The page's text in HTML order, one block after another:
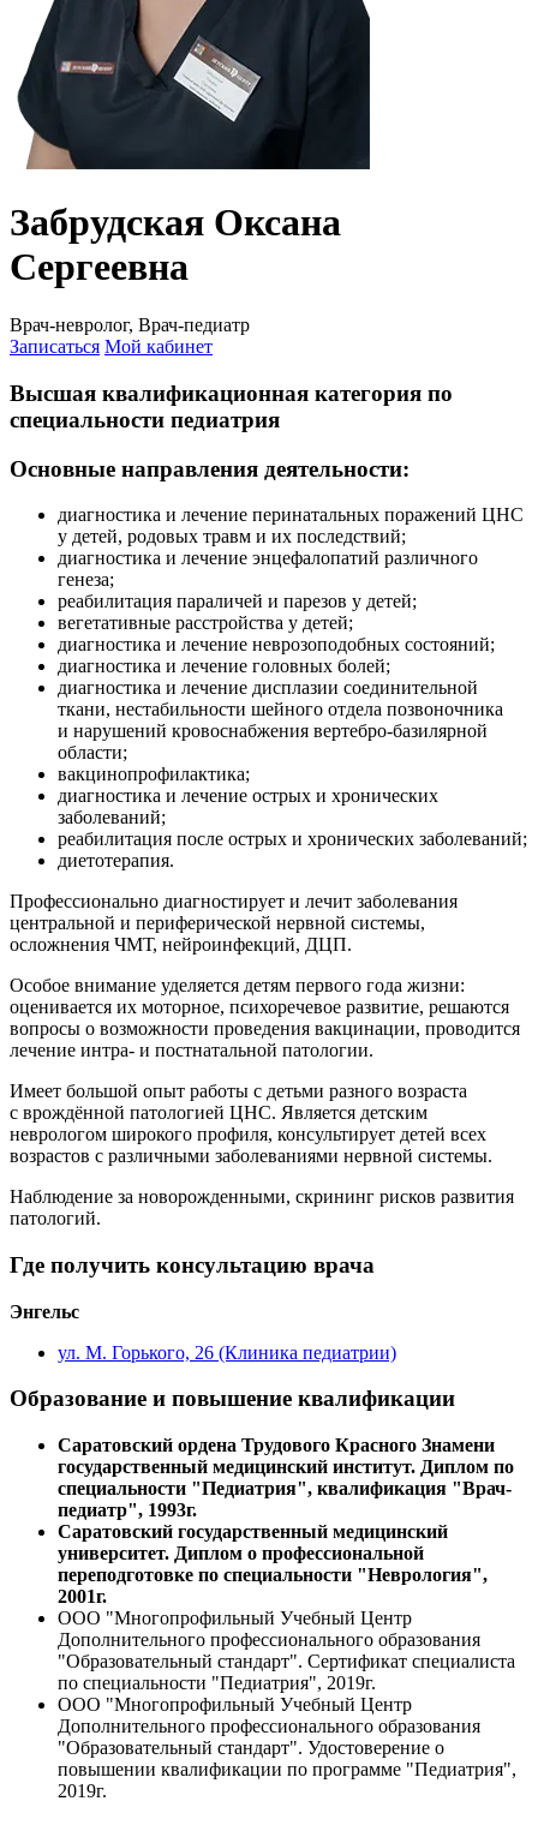
Забрудская Оксана
Сергеевна
Врач-невролог, Врач-педиатр
Записаться Мой кабинет
Высшая квалификационная категория по
специальности педиатрия
Основные направления деятельности:
диагностика и лечение перинатальных поражений ЦНС
у детей, родовых травм и их последствий;
диагностика и лечение энцефалопатий различного
генеза;
реабилитация параличей и парезов у детей;
вегетативные расстройства у детей;
диагностика и лечение неврозоподобных состояний;
диагностика и лечение головных болей;
диагностика и лечение дисплазии соединительной
ткани, нестабильности шейного отдела позвоночника
и нарушений кровоснабжения вертебро-базилярной
области;
вакцинопрофилактика;
диагностика и лечение острых и хронических
заболеваний;
реабилитация после острых и хронических заболеваний;
диетотерапия.
Профессионально диагностирует и лечит заболевания
центральной и периферической нервной системы,
осложнения ЧМТ, нейроинфекций, ДЦП.
Особое внимание уделяется детям первого года жизни:
оценивается их моторное, психоречевое развитие, решаются
вопросы о возможности проведения вакцинации, проводится
лечение интра- и постнатальной патологии.
Имеет большой опыт работы с детьми разного возраста
с врождённой патологией ЦНС. Является детским
неврологом широкого профиля, консультирует детей всех
возрастов с различными заболеваниями нервной системы.
Наблюдение за новорожденными, скрининг рисков развития
патологий.
Где получить консультацию врача
Энгельс
ул. М. Горького, 26 (Клиника педиатрии)
Образование и повышение квалификации
Саратовский ордена Трудового Красного Знамени
государственный медицинский институт. Диплом по
специальности "Педиатрия", квалификация "Врач-
педиатр", 1993г.
Саратовский государственный медицинский
университет. Диплом о профессиональной
переподготовке по специальности "Неврология",
2001г.
ООО "Многопрофильный Учебный Центр
Дополнительного профессионального образования
"Образовательный стандарт". Сертификат специалиста
по специальности "Педиатрия", 2019г.
ООО "Многопрофильный Учебный Центр
Дополнительного профессионального образования
"Образовательный стандарт". Удостоверение о
повышении квалификации по программе "Педиатрия",
2019г.